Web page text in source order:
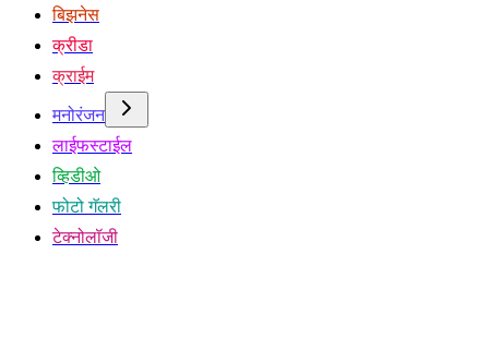
बिझनेस
क्रीडा
क्राईम
मनोरंजन
लाईफस्टाईल
व्हिडीओ
फोटो गॅलरी
टेक्नोलॉजी